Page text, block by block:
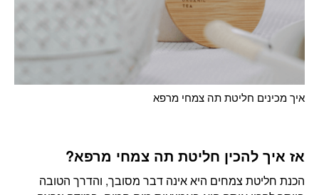
איך מכינים חליטת תה צמחי מרפא
אז איך להכין חליטת תה צמחי מרפא?
הכנת חליטת צמחים היא אינה דבר מסובך, והדרך הטובה